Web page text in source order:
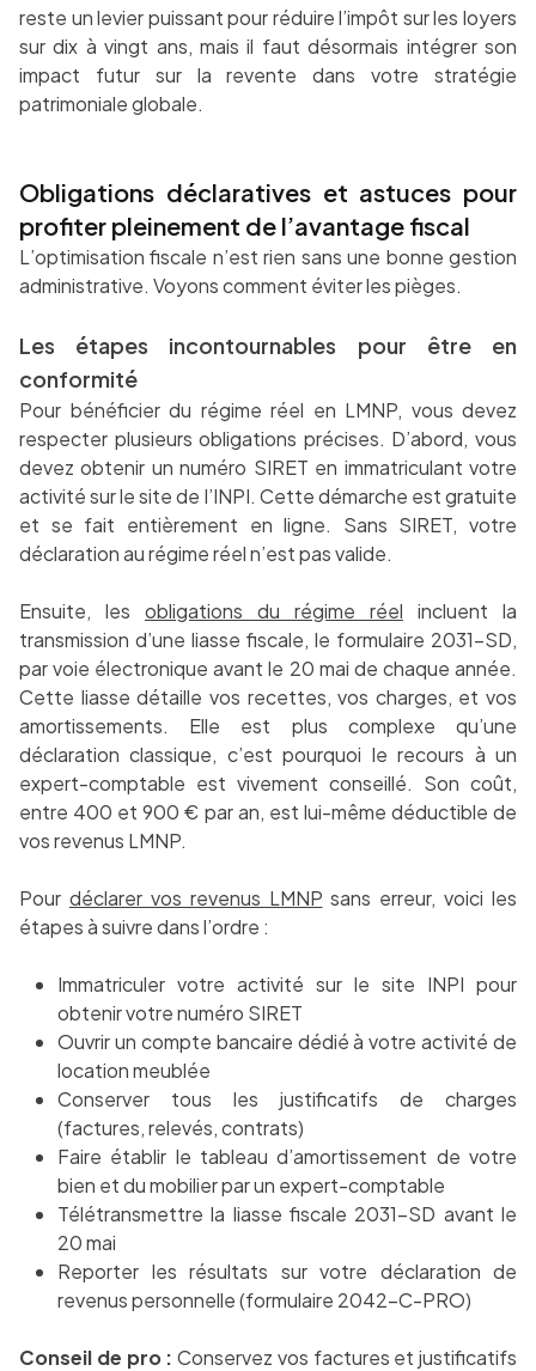
reste un levier puissant pour réduire l’impôt sur les loyers
sur dix à vingt ans, mais il faut désormais intégrer son
impact futur sur la revente dans votre stratégie
patrimoniale globale.
Obligations déclaratives et astuces pour
profiter pleinement de l’avantage fiscal
L’optimisation fiscale n’est rien sans une bonne gestion
administrative. Voyons comment éviter les pièges.
Les étapes incontournables pour être en
conformité
Pour bénéficier du régime réel en LMNP, vous devez
respecter plusieurs obligations précises. D’abord, vous
devez obtenir un numéro SIRET en immatriculant votre
activité sur le site de l’INPI. Cette démarche est gratuite
et se fait entièrement en ligne. Sans SIRET, votre
déclaration au régime réel n’est pas valide.
Ensuite, les obligations du régime réel incluent la
transmission d’une liasse fiscale, le formulaire 2031-SD,
par voie électronique avant le 20 mai de chaque année.
Cette liasse détaille vos recettes, vos charges, et vos
amortissements. Elle est plus complexe qu’une
déclaration classique, c’est pourquoi le recours à un
expert-comptable est vivement conseillé. Son coût,
entre 400 et 900 € par an, est lui-même déductible de
vos revenus LMNP.
Pour déclarer vos revenus LMNP sans erreur, voici les
étapes à suivre dans l’ordre :
Immatriculer votre activité sur le site INPI pour
obtenir votre numéro SIRET
Ouvrir un compte bancaire dédié à votre activité de
location meublée
Conserver tous les justificatifs de charges
(factures, relevés, contrats)
Faire établir le tableau d’amortissement de votre
bien et du mobilier par un expert-comptable
Télétransmettre la liasse fiscale 2031-SD avant le
20 mai
Reporter les résultats sur votre déclaration de
revenus personnelle (formulaire 2042-C-PRO)
Conseil de pro : Conservez vos factures et justificatifs